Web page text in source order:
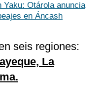
Yaku: Otárola anuncia
en Áncash
seis regiones:
La